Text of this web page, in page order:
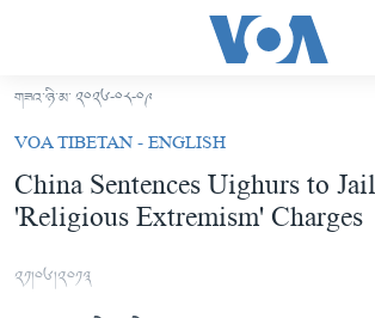
བདེ་
བའི་
དྲ་
འབྲེལ།
གཞུང་
བོད།
མདུན་ངོས།
ཨ་རི།
རྒྱ་ནག
གཟའ་ཉི་མ་ ༢༠༢༦-༠༨-༠༩
VOA TIBETAN - ENGLISH
China Sentences Uighurs to
'Religious Extremism' Charges
༢༡།༠༦།༢༠༡༣